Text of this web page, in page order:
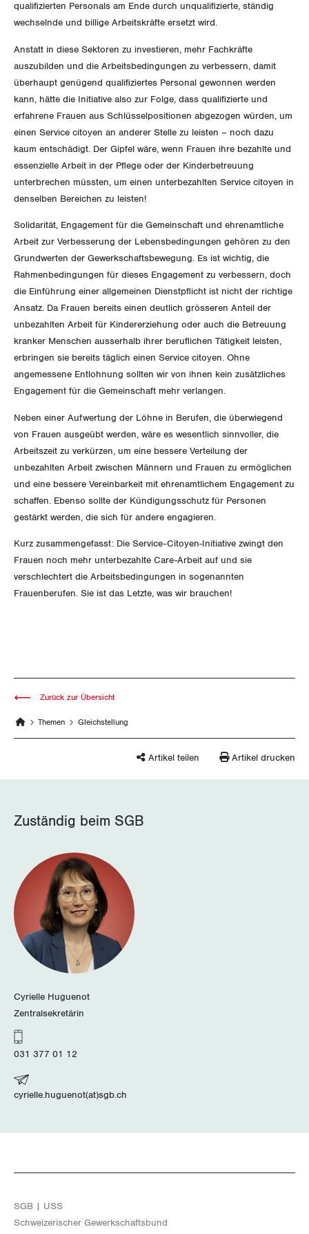
Solothurn
Tessin
Thurgau
Waadt
Zug
Zürich
qualifizierten Personals am Ende durch unqualifizierte, ständig
wechselnde und billige Arbeitskräfte ersetzt wird.
Anstatt in diese Sektoren zu investieren, mehr Fachkräfte
auszubilden und die Arbeitsbedingungen zu verbessern, damit
überhaupt genügend qualifiziertes Personal gewonnen werden
kann, hätte die Initiative also zur Folge, dass qualifizierte und
erfahrene Frauen aus Schlüsselpositionen abgezogen würden, um
einen Service citoyen an anderer Stelle zu leisten – noch dazu
kaum entschädigt. Der Gipfel wäre, wenn Frauen ihre bezahlte und
essenzielle Arbeit in der Pflege oder der Kinderbetreuung
unterbrechen müssten, um einen unterbezahlten Service citoyen in
denselben Bereichen zu leisten!
Solidarität, Engagement für die Gemeinschaft und ehrenamtliche
Arbeit zur Verbesserung der Lebensbedingungen gehören zu den
Grundwerten der Gewerkschaftsbewegung. Es ist wichtig, die
Rahmenbedingungen für dieses Engagement zu verbessern, doch
die Einführung einer allgemeinen Dienstpflicht ist nicht der richtige
Ansatz. Da Frauen bereits einen deutlich grösseren Anteil der
unbezahlten Arbeit für Kindererziehung oder auch die Betreuung
kranker Menschen ausserhalb ihrer beruflichen Tätigkeit leisten,
erbringen sie bereits täglich einen Service citoyen. Ohne
angemessene Entlohnung sollten wir von ihnen kein zusätzliches
Engagement für die Gemeinschaft mehr verlangen.
Neben einer Aufwertung der Löhne in Berufen, die überwiegend
von Frauen ausgeübt werden, wäre es wesentlich sinnvoller, die
Arbeitszeit zu verkürzen, um eine bessere Verteilung der
unbezahlten Arbeit zwischen Männern und Frauen zu ermöglichen
und eine bessere Vereinbarkeit mit ehrenamtlichem Engagement zu
schaffen. Ebenso sollte der Kündigungsschutz für Personen
gestärkt werden, die sich für andere engagieren.
Kurz zusammengefasst: Die Service-Citoyen-Initiative zwingt den
Frauen noch mehr unterbezahlte Care-Arbeit auf und sie
verschlechtert die Arbeitsbedingungen in sogenannten
Frauenberufen. Sie ist das Letzte, was wir brauchen!
Themen Gleichstellung
Zurück zur Übersicht
Artikel teilen Artikel drucken
Zuständig beim SGB
Cyrielle Huguenot
Zentralsekretärin
031 377 01 12
cyrielle.huguenot(at)sgb.ch
SGB | USS
Schwei­ze­ri­scher Ge­werk­schafts­bund